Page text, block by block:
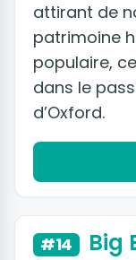
attirant de
patrimoine
populaire,
dans le
d’Oxford.
#14 Big